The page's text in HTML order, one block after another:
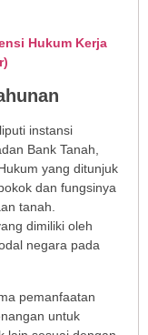
Hukum Kerja
instansi
Bank Tanah,
yang ditunjuk
dan fungsinya
tanah.
dimiliki oleh
negara pada
pemanfaatan
untuk